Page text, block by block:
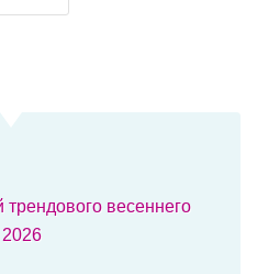
трендового весеннего